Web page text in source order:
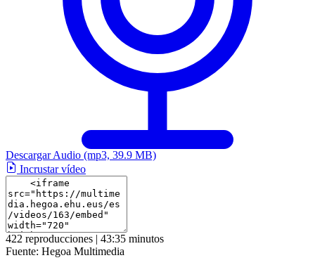
Descargar Audio (mp3, 39.9 MB)
Incrustar vídeo
422 reproducciones | 43:35 minutos
Fuente: Hegoa Multimedia